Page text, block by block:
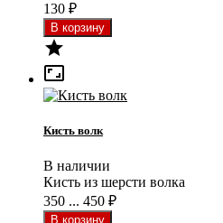
130 ₽


Кисть волк
В наличии
Кисть из шерсти волка
350 ... 450 ₽